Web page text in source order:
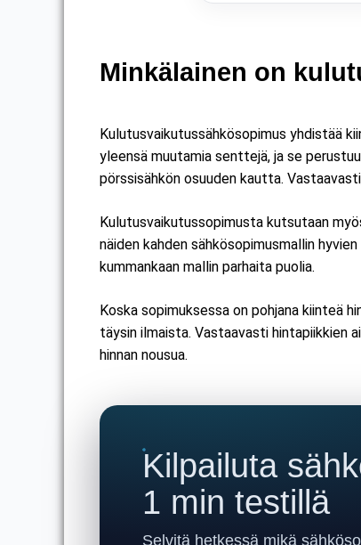
Minkälainen on
Kulutusvaikutussähkösopimus yhdistää
yleensä muutamia senttejä, ja se
pörssisähkön osuuden kautta.
Kulutusvaikutussopimusta kutsutaan
näiden kahden sähkösopimusmallin
kummankaan mallin parhaita puolia.
Koska sopimuksessa on pohjana kiinteä
täysin ilmaista. Vastaavasti hintapiikkien
hinnan nousua.
Kilpailuta
1 min testillä
Selvitä hetkessä mikä